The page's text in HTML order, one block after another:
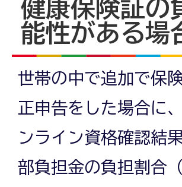
健康保険証の
能性がある場
世帯の中で追加で保
正申告をした場合に
ンライン資格確認結
部負担金の負担割合